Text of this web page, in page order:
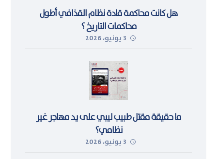
هل كانت محاكمة قادة نظام القذافي أطول
محاكمات التاريخ ؟
3 يونيو، 2026
ما حقيقة مقتل طبيب ليبي على يد مهاجر غير
نظامي؟
3 يونيو، 2026